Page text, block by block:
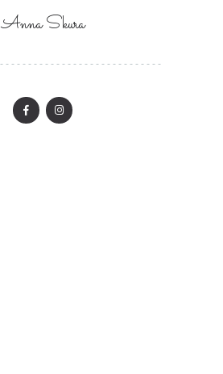
Anna Skura